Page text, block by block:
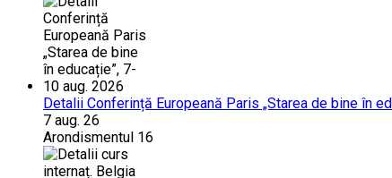
Detalii Conferință Europeană Paris „Starea de bine în
7 aug. 26
Arondismentul 16